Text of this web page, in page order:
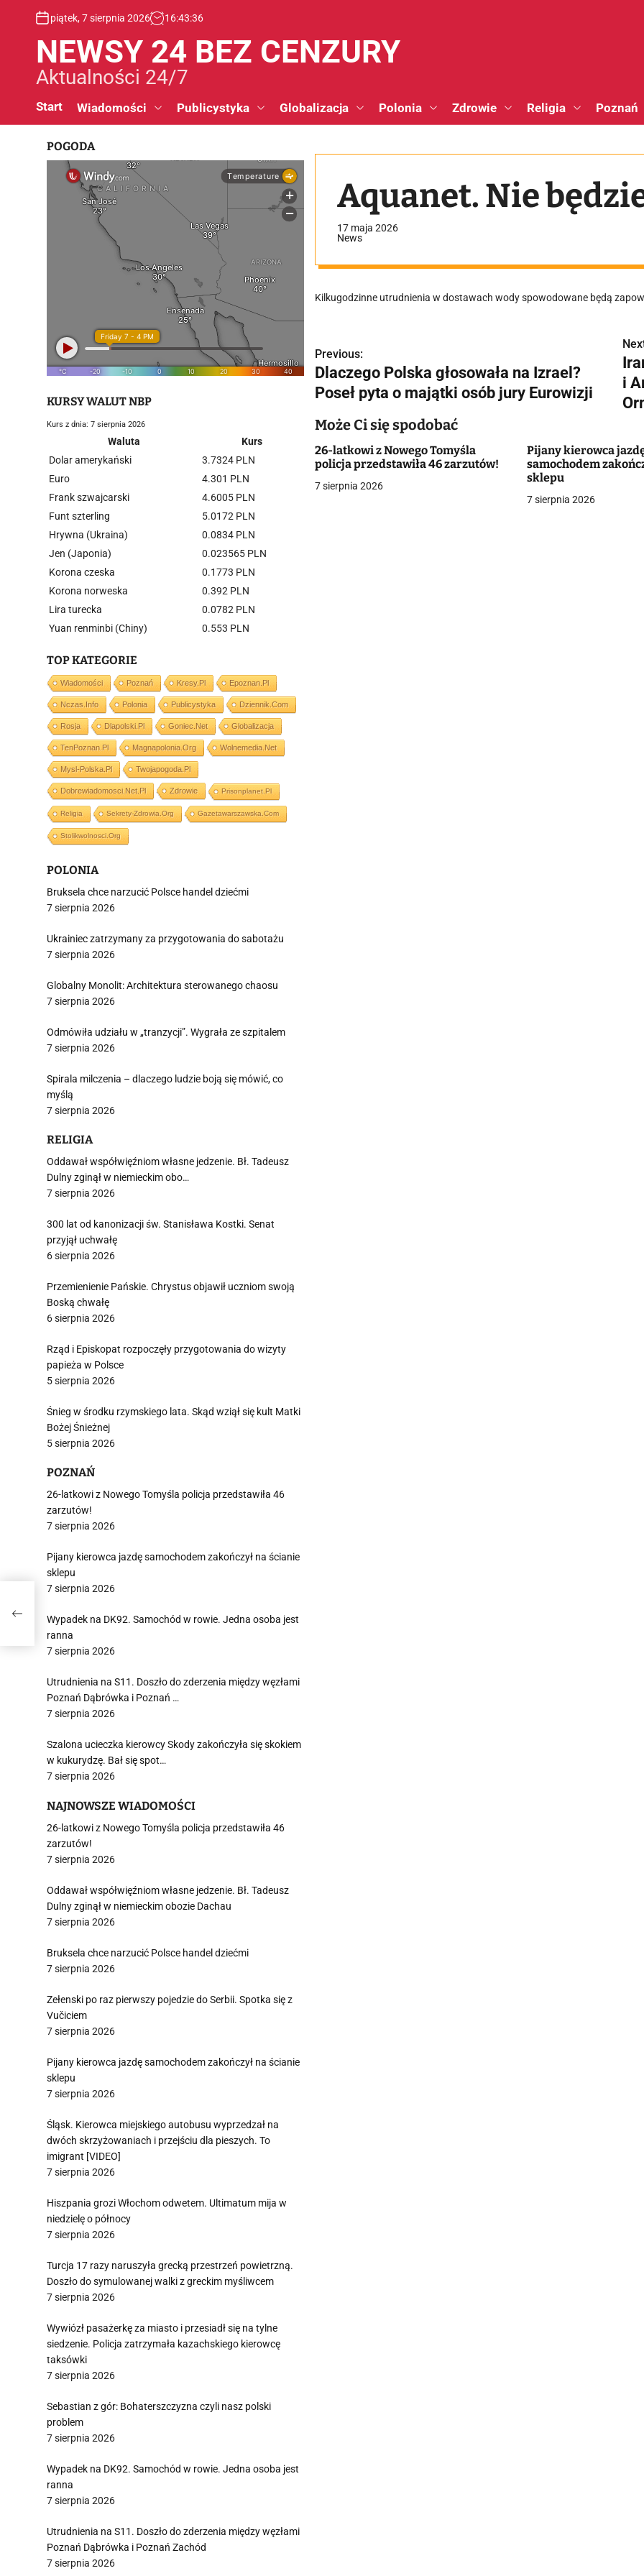
piątek, 7 sierpnia 2026 16:43:37
NEWSY 24 BEZ CENZURY
Aktualności 24/7
Start Wiadomości Publicystyka Globalizacja Polonia Zdrowie Religia Poznań
Aquanet. Nie
17 maja 2026
News
Kilkugodzinne utrudnienia w dostawach wody spowodowane będą
N
a
w
i
g
a
Previous:
Dlaczego Polska głosowała na Izrael?
Poseł pyta o majątki osób jury Eurowizji
i
Może Ci się spodobać
26-latkowi z Nowego Tomyśla
policja przedstawiła 46 zarzutów!
7 sierpnia 2026
Pijany kierowca
samochodem
sklepu
7 sierpnia 2026
POGODA
KURSY WALUT NBP
Kurs z dnia: 7 sierpnia 2026
Waluta
Kurs
Dolar amerykański
3.7324 PLN
Euro
4.301 PLN
Frank szwajcarski
4.6005 PLN
Funt szterling
5.0172 PLN
Hrywna (Ukraina)
0.0834 PLN
Jen (Japonia)
0.023565 PLN
Korona czeska
0.1773 PLN
Korona norweska
0.392 PLN
Lira turecka
0.0782 PLN
Yuan renminbi (Chiny)
0.553 PLN
TOP KATEGORIE
Wiadomości Poznań Kresy.pl Epoznan.pl
Nczas.info Polonia Publicystyka Dziennik.com
Rosja Dlapolski.pl Goniec.net Globalizacja
TenPoznan.pl Magnapolonia.org Wolnemedia.net
Mysl-Polska.pl Twojapogoda.pl
Dobrewiadomosci.net.pl Zdrowie Prisonplanet.pl
Religia Sekrety-Zdrowia.org Gazetawarszawska.com
Stolikwolnosci.org
POLONIA
Bruksela chce narzucić Polsce handel dziećmi
7 sierpnia 2026
Ukrainiec zatrzymany za przygotowania do sabotażu
7 sierpnia 2026
Globalny Monolit: Architektura sterowanego chaosu
7 sierpnia 2026
Odmówiła udziału w „tranzycji”. Wygrała ze szpitalem
7 sierpnia 2026
Spirala milczenia – dlaczego ludzie boją się mówić, co
myślą
7 sierpnia 2026
RELIGIA
Oddawał współwięźniom własne jedzenie. Bł. Tadeusz
Dulny zginął w niemieckim obo…
7 sierpnia 2026
300 lat od kanonizacji św. Stanisława Kostki. Senat
przyjął uchwałę
6 sierpnia 2026
Przemienienie Pańskie. Chrystus objawił uczniom swoją
Boską chwałę
6 sierpnia 2026
Rząd i Episkopat rozpoczęły przygotowania do wizyty
papieża w Polsce
5 sierpnia 2026
Śnieg w środku rzymskiego lata. Skąd wziął się kult Matki
Bożej Śnieżnej
5 sierpnia 2026
POZNAŃ
26-latkowi z Nowego Tomyśla policja przedstawiła 46
zarzutów!
7 sierpnia 2026
Pijany kierowca jazdę samochodem zakończył na ścianie
sklepu
7 sierpnia 2026
Wypadek na DK92. Samochód w rowie. Jedna osoba jest
ranna
7 sierpnia 2026
Utrudnienia na S11. Doszło do zderzenia między węzłami
Poznań Dąbrówka i Poznań …
7 sierpnia 2026
Szalona ucieczka kierowcy Skody zakończyła się skokiem
w kukurydzę. Bał się spot…
7 sierpnia 2026
NAJNOWSZE WIADOMOŚCI
26-latkowi z Nowego Tomyśla policja przedstawiła 46
zarzutów!
7 sierpnia 2026
Oddawał współwięźniom własne jedzenie. Bł. Tadeusz
Dulny zginął w niemieckim obozie Dachau
7 sierpnia 2026
Bruksela chce narzucić Polsce handel dziećmi
7 sierpnia 2026
Zełenski po raz pierwszy pojedzie do Serbii. Spotka się z
Vučiciem
7 sierpnia 2026
Pijany kierowca jazdę samochodem zakończył na ścianie
sklepu
7 sierpnia 2026
Śląsk. Kierowca miejskiego autobusu wyprzedzał na
dwóch skrzyżowaniach i przejściu dla pieszych. To
imigrant [VIDEO]
7 sierpnia 2026
Hiszpania grozi Włochom odwetem. Ultimatum mija w
niedzielę o północy
7 sierpnia 2026
Turcja 17 razy naruszyła grecką przestrzeń powietrzną.
Doszło do symulowanej walki z greckim myśliwcem
7 sierpnia 2026
Wywiózł pasażerkę za miasto i przesiadł się na tylne
siedzenie. Policja zatrzymała kazachskiego kierowcę
taksówki
7 sierpnia 2026
Sebastian z gór: Bohaterszczyzna czyli nasz polski
problem
7 sierpnia 2026
Wypadek na DK92. Samochód w rowie. Jedna osoba jest
ranna
7 sierpnia 2026
Utrudnienia na S11. Doszło do zderzenia między węzłami
Poznań Dąbrówka i Poznań Zachód
7 sierpnia 2026